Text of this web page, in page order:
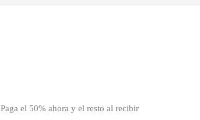
Paga el 50% ahora y el resto al recibir